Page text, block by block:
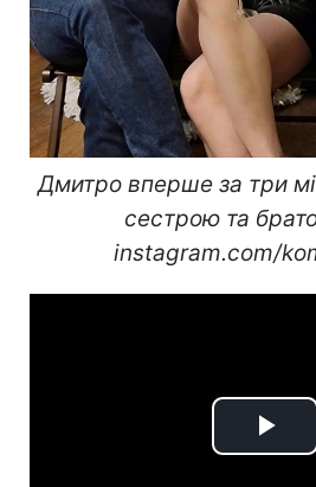
Дмитро вперше за три
сестрою та
instagram.com/